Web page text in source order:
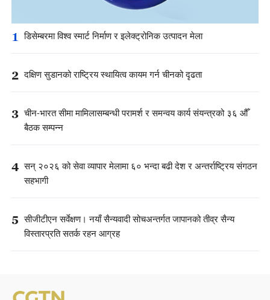
1 डिसेम्बरमा विश्व स्मार्ट निर्माण र इलेक्ट्रोनिक उत्पादन मेला
2 दक्षिण सुडानको राष्ट्रिय स्थायित्व कायम गर्न चीनको दृढता
3 चीन-भारत सीमा मामिलासम्बन्धी परामर्श र समन्वय कार्य संयन्त्रको ३६ औँ
बैठक सम्पन्न
4 सन् २०२६ को सेवा व्यापार मेलामा ६० भन्दा बढी देश र अन्तर्राष्ट्रिय संगठन
सहभागी
5 सीजीटीएन सर्वेक्षण। नयाँ सैन्यवादी सोचअन्तर्गत जापानको तीव्र सैन्य
विस्तारप्रति सतर्क रहन आग्रह